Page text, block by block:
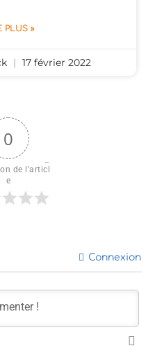
PLUS »
17 février 2022
0
de l'articl
e
Connexion